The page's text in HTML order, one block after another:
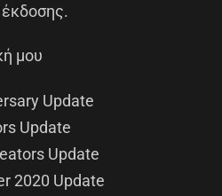
μου
Update
Update
Update
2020 Update